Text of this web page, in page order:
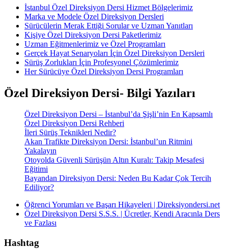
İstanbul Özel Direksiyon Dersi Hizmet Bölgelerimiz
Marka ve Modele Özel Direksiyon Dersleri
Sürücülerin Merak Ettiği Sorular ve Uzman Yanıtları
Kişiye Özel Direksiyon Dersi Paketlerimiz
Uzman Eğitmenlerimiz ve Özel Programları
Gerçek Hayat Senaryoları İçin Özel Direksiyon Dersleri
Sürüş Zorlukları İçin Profesyonel Çözümlerimiz
Her Sürücüye Özel Direksiyon Dersi Programları
Özel Direksiyon Dersi- Bilgi Yazıları
Özel Direksiyon Dersi – İstanbul’da Şişli’nin En Kapsamlı
Özel Direksiyon Dersi Rehberi
İleri Sürüş Teknikleri Nedir?
Akan Trafikte Direksiyon Dersi: İstanbul’un Ritmini
Yakalayın
Otoyolda Güvenli Sürüşün Altın Kuralı: Takip Mesafesi
Eğitimi
Bayandan Direksiyon Dersi: Neden Bu Kadar Çok Tercih
Ediliyor?
Öğrenci Yorumları ve Başarı Hikayeleri | Direksiyondersi.net
Özel Direksiyon Dersi S.S.S. | Ücretler, Kendi Aracınla Ders
ve Fazlası
Hashtag